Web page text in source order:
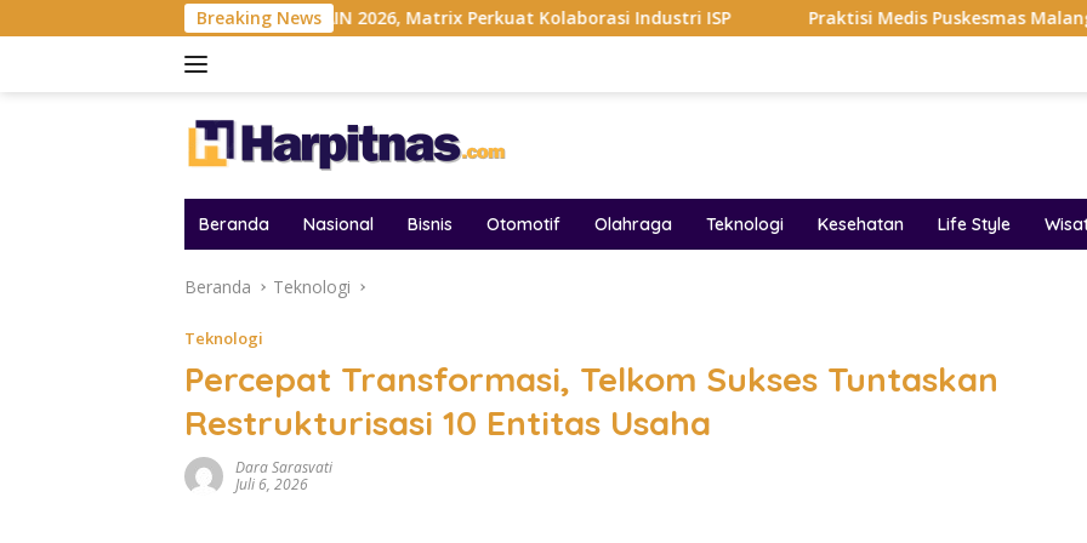
ke
Breaking News
Gelar MAIN 2026, Matrix Perkuat Kolaborasi Industri ISP Praktisi Medis Puskesmas Malang Ikut Ejek Pasien
Beranda Nasional Bisnis Otomotif Olahraga Teknologi Kesehatan Life Style
Beranda Teknologi
Teknologi
Percepat Transformasi, Telkom Sukses Tuntaskan
Restrukturisasi 10 Entitas Usaha
Dara Sarasvati
Juli 6, 2026